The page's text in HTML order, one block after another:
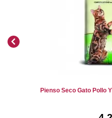
Pienso Seco Gato Pollo